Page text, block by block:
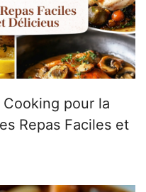
pour la
Repas Faciles et